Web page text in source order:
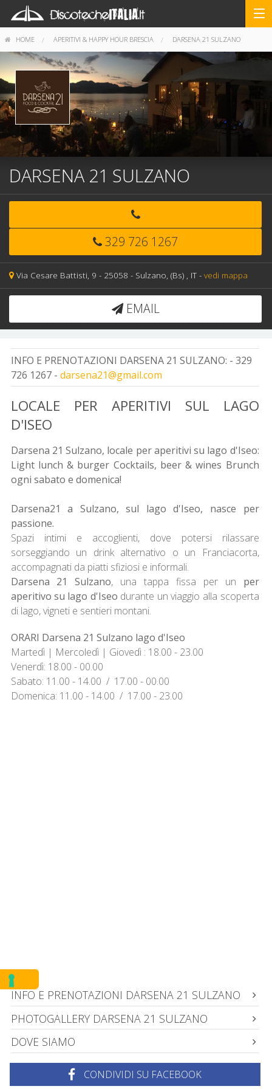
HOME APERITIVI & HAPPY HOUR BRESCIA DARSENA 21 SULZANO
DARSENA 21 SULZANO
329 726 1267
Via Cesare Battisti, 9 - 25058 - Sulzano, (Bs) , IT - vedi mappa
EMAIL
INFO E PRENOTAZIONI DARSENA 21 SULZANO:
726 1267 - darsena21@gmail.com
LOCALE PER APERITIVI SUL LAGO
D'ISEO
Darsena 21 Sulzano, locale per aperitivi su lago d'Iseo:
Light lunch & burger Cocktails, beer & wines Brunch
ogni sabato e domenica!
Darsena21 a Sulzano, sul lago d'Iseo, nasce per
passione.
Spazi intimi e accoglienti, dove potersi rilassare
sorseggiando un drink alternativo o un Franciacorta,
accompagnati da piatti sfiziosi e informali.
Darsena 21 Sulzano, una tappa fissa per un per
aperitivo su lago d'Iseo durante un viaggio alla scoperta
di lago, vigneti e sentieri montani.
ORARI Darsena 21 Sulzano lago d'Iseo
Martedì | Mercoledì | Giovedì : 18.00 - 23.00
Venerdì: 18.00 - 00.00
Sabato: 11.00 - 14.00 / 17.00 - 00.00
Domenica: 11.00 - 14.00 / 17.00 - 23.00
INFO E PRENOTAZIONI DARSENA 21 SULZANO
PHOTOGALLERY DARSENA 21 SULZANO
DOVE SIAMO
CONDIVIDI SU FACEBOOK